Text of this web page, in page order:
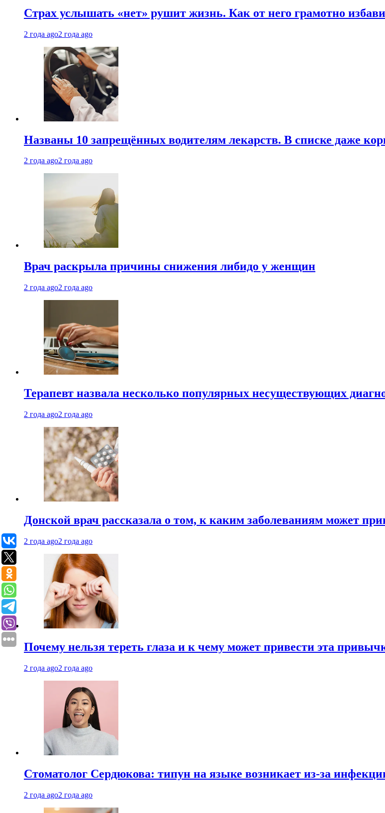
Страх услышать «нет» рушит жизнь. Как от него грамотно
2 года ago2 года ago
Названы 10 запрещённых водителям лекарств. В списке даже
2 года ago2 года ago
Врач раскрыла причины снижения либидо у женщин
2 года ago2 года ago
Терапевт назвала несколько популярных несуществующих
2 года ago2 года ago
Донской врач рассказала о том, к каким заболеваниям может
2 года ago2 года ago
Почему нельзя тереть глаза и к чему может привести эта
2 года ago2 года ago
Стоматолог Сердюкова: типун на языке возникает из-за
2 года ago2 года ago